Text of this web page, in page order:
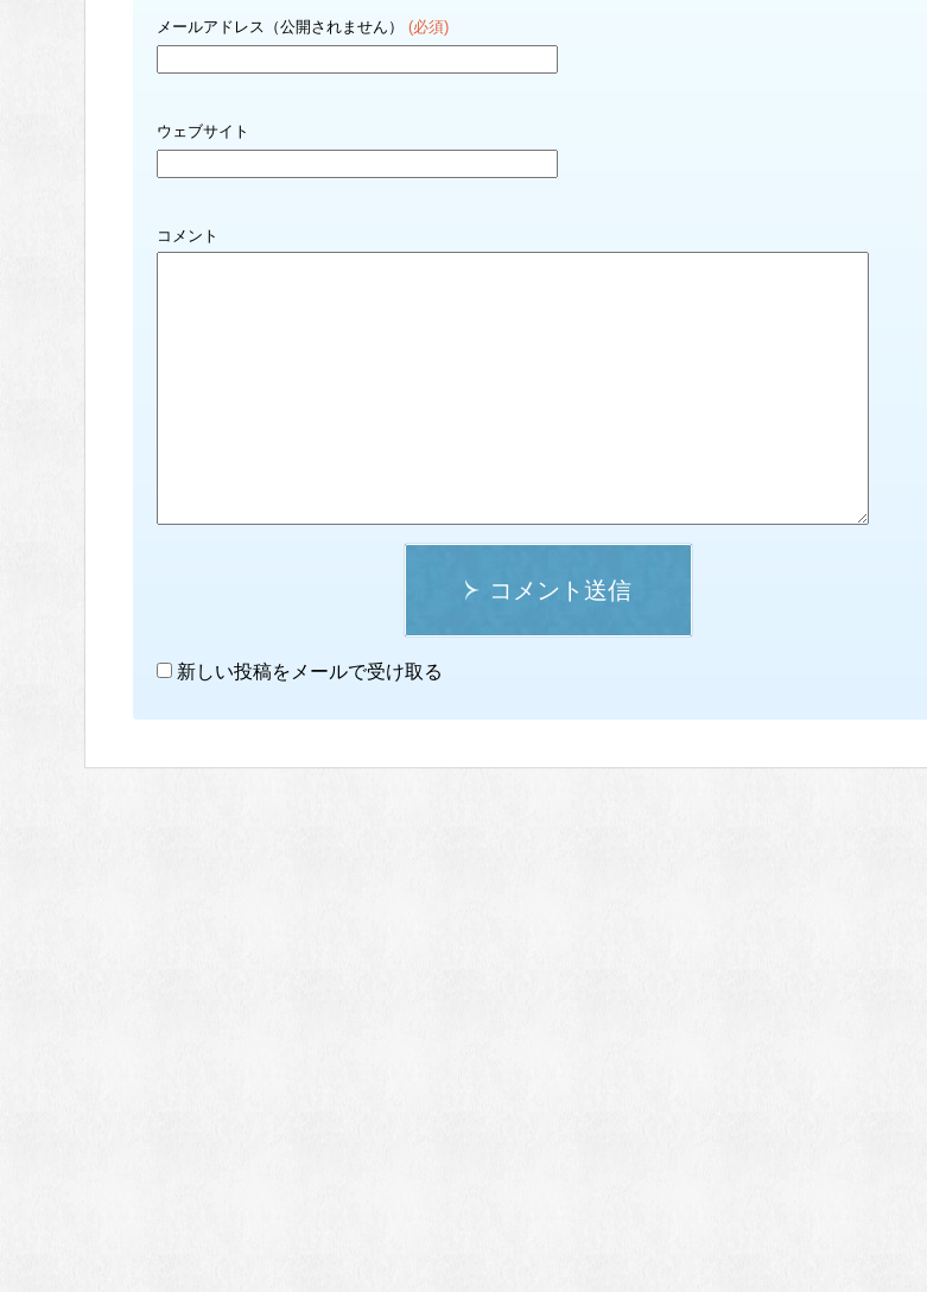
メールアドレス（公開されません） (必須)
ウェブサイト
コメント
コメント送信
新しい投稿をメールで受け取る